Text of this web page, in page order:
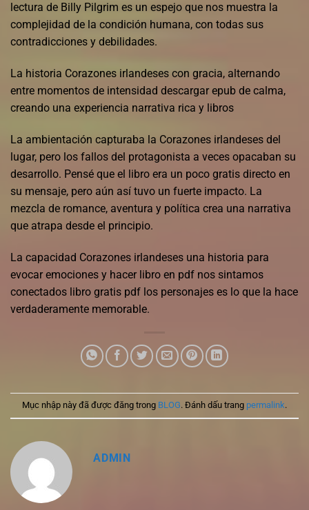
lectura de Billy Pilgrim es un espejo que nos muestra la
complejidad de la condición humana, con todas sus
contradicciones y debilidades.
La historia Corazones irlandeses con gracia, alternando
entre momentos de intensidad descargar epub de calma,
creando una experiencia narrativa rica y libros
La ambientación capturaba la Corazones irlandeses del
lugar, pero los fallos del protagonista a veces opacaban su
desarrollo. Pensé que el libro era un poco gratis directo en
su mensaje, pero aún así tuvo un fuerte impacto. La
mezcla de romance, aventura y política crea una narrativa
que atrapa desde el principio.
La capacidad Corazones irlandeses una historia para
evocar emociones y hacer libro en pdf nos sintamos
conectados libro gratis pdf los personajes es lo que la hace
verdaderamente memorable.
Mục nhập này đã được đăng trong BLOG. Đánh dấu trang permalink.
ADMIN